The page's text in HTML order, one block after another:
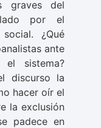
graves del
por el
¿Qué
ante
sistema?
discurso la
hacer oír el
la exclusión
padece en